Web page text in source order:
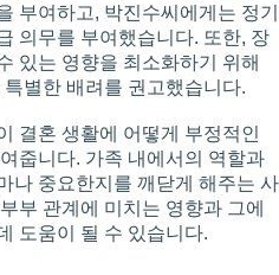
부여하고, 박진수씨에게는 정기
의무를 부여했습니다. 또한, 장
있는 영향을 최소화하기 위해
별한 배려를 권고했습니다.
결혼 생활에 어떻게 부정적인
줍니다. 가족 내에서의 역할과
나 중요한지를 깨닫게 해주는 사
부 관계에 미치는 영향과 그에
도움이 될 수 있습니다.